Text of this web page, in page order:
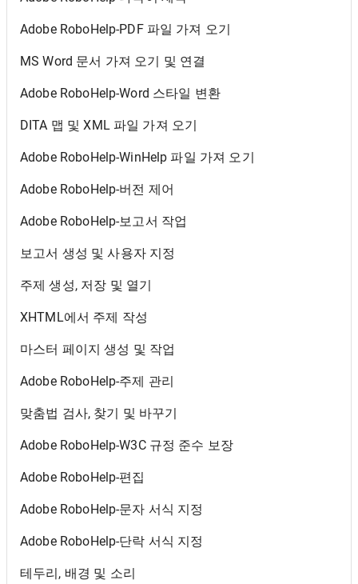
Adobe RoboHelp-PDF 파일 가져 오기
MS Word 문서 가져 오기 및 연결
Adobe RoboHelp-Word 스타일 변환
DITA 맵 및 XML 파일 가져 오기
Adobe RoboHelp-WinHelp 파일 가져 오기
Adobe RoboHelp-버전 제어
Adobe RoboHelp-보고서 작업
보고서 생성 및 사용자 지정
주제 생성, 저장 및 열기
XHTML에서 주제 작성
마스터 페이지 생성 및 작업
Adobe RoboHelp-주제 관리
맞춤법 검사, 찾기 및 바꾸기
Adobe RoboHelp-W3C 규정 준수 보장
Adobe RoboHelp-편집
Adobe RoboHelp-문자 서식 지정
Adobe RoboHelp-단락 서식 지정
테두리, 배경 및 소리